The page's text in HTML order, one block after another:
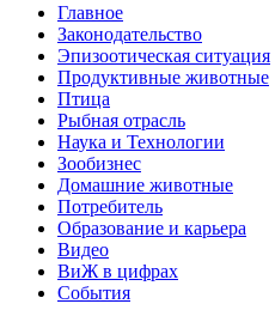
Главное
Законодательство
Эпизоотическая ситуация
Продуктивные животные
Птица
Рыбная отрасль
Наука и Технологии
Зообизнес
Домашние животные
Потребитель
Образование и карьера
Видео
ВиЖ в цифрах
События